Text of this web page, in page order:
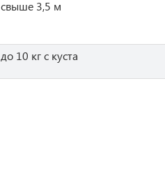
свыше 3,5 м
до 10 кг с куста